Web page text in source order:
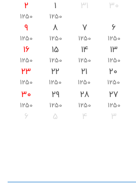
30
31
1
1250
2
1250
6
1250
7
1250
8
1250
9
1250
13
1250
14
1250
15
1250
16
1250
20
1250
21
1250
22
1250
23
1250
27
1250
28
1250
29
1250
30
1250
3
4
5
6